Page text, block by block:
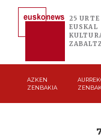
25 URTE
EUSKAL
AZKEN
ZENBAKIA